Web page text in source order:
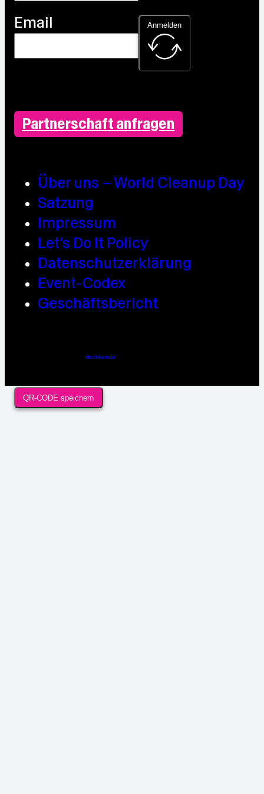
Partnerschaft anfragen
Über uns – World Cleanup Day
Satzung
Impressum
Let’s Do It Policy
Datenschutzerklärung
Event-Codex
Geschäftsbericht
Email Anmelden
https://linkup.design
QR-CODE speichern